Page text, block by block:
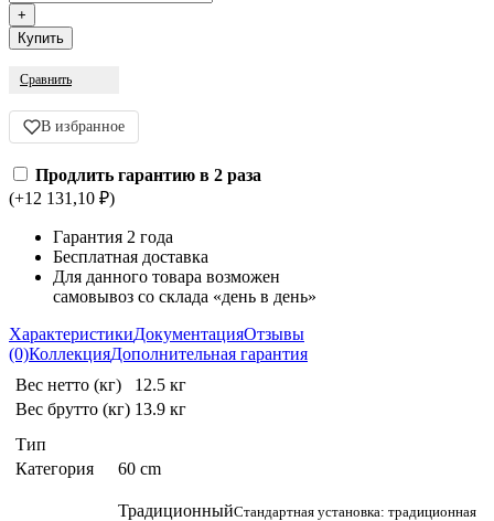
Сравнить
В избранное
Продлить гарантию в 2 раза
(+12 131,10 ₽)
Гарантия 2 года
Бесплатная доставка
Для данного товара возможен
самовывоз со склада «день в день»
ХарактеристикиДокументацияОтзывы
(0)КоллекцияДополнительная гарантия
Вес нетто (кг)
12.5 кг
Вес брутто (кг) 13.9 кг
Тип
Категория
60 cm
ТрадиционныйСтандартная установка: традиционная